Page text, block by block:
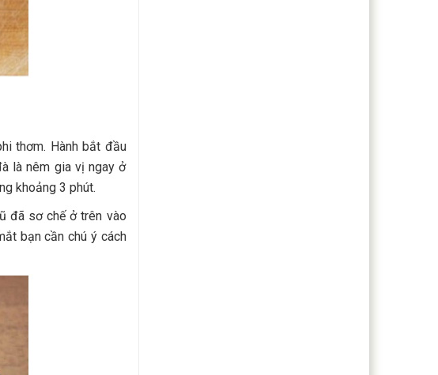
thơm. Hành bắt đầu
là nêm gia vị ngay ở
khoảng 3 phút.
đã sơ chế ở trên vào
bạn cần chú ý cách